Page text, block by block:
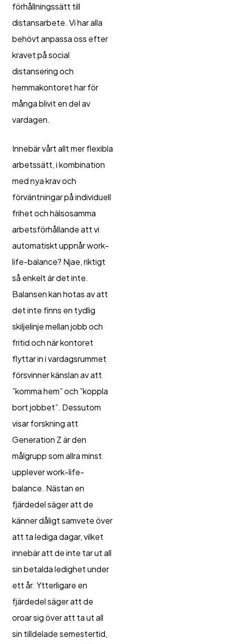
förhållningssätt till
distansarbete. Vi har alla
behövt anpassa oss efter
kravet på social
distansering och
hemmakontoret har för
många blivit en del av
vardagen.
Innebär vårt allt mer flexibla
arbetssätt, i kombination
med nya krav och
förväntningar på individuell
frihet och hälsosamma
arbetsförhållande att vi
automatiskt uppnår work-
life-balance? Njae, riktigt
så enkelt är det inte.
Balansen kan hotas av att
det inte finns en tydlig
skiljelinje mellan jobb och
fritid och när kontoret
flyttar in i vardagsrummet
försvinner känslan av att
”komma hem” och ”koppla
bort jobbet”. Dessutom
visar forskning att
Generation Z är den
målgrupp som allra minst
upplever work-life-
balance. Nästan en
fjärdedel säger att de
känner dåligt samvete över
att ta lediga dagar, vilket
innebär att de inte tar ut all
sin betalda ledighet under
ett år. Ytterligare en
fjärdedel säger att de
oroar sig över att ta ut all
sin tilldelade semestertid,